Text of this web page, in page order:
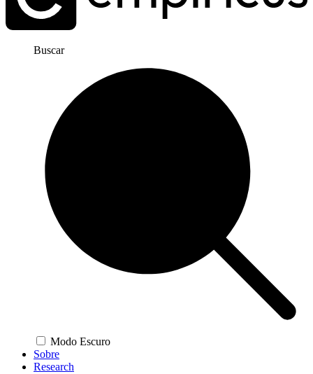
Buscar
Modo Escuro
Sobre
Research